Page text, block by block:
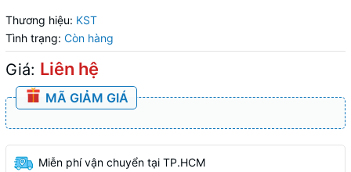
Thương hiệu: KST
Tình trạng: Còn hàng
Giá: Liên hệ
MÃ GIẢM GIÁ
Miễn phí vận chuyển tại TP.HCM